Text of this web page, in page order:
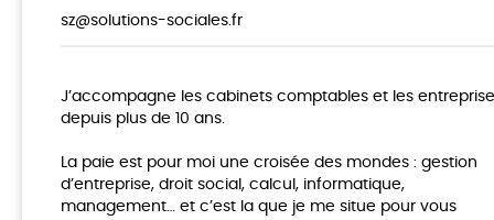
sz@solutions-sociales.fr
J’accompagne les cabinets comptables et les
depuis plus de 10 ans.
La paie est pour moi une croisée des mondes : gestion
d’entreprise, droit social, calcul, informatique,
management… et c’est la que je me situe pour vous